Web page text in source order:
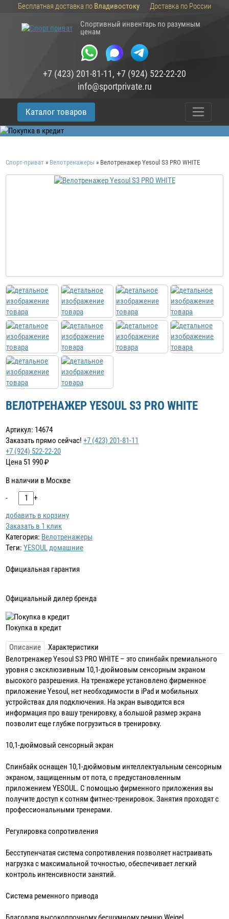
Бесплатная доставка по Владивостоку
Доставка по России
Спортивный инвентарь по разумным
ценам
+7 (423) 201-81-11, +7 (924) 522-22-20
info@sportprivate.ru
Каталог товаров
Спорт-приват » Велотренажеры » Велотренажер Yesoul S3 PRO WHITE
ВЕЛОТРЕНАЖЕР YESOUL S3 PRO WHITE
Артикул: 14674
Заказать прямо сейчас! +7 (423) 201-81-11
+7 (924) 522-22-20
Цена 51 990₽
В наличии в Москве
-
+
добавить в корзину
Заказать в 1 клик
Категория: Велотренажеры
Теги:YESOULдомашние
Официальная гарантия
Официальный дилер бренда
Покупка в кредит
Описание
Характеристики
Велотренажер Yesoul S3 PRO WHITE – это спинбайк премиального
уровня с эксклюзивным 10,1-дюймовым сенсорным экраном
высокого разрешения. На тренажере установлено фирменное
приложение Yesoul, нет необходимости в iPad и мобильных
устройствах для подключения. На экран выводится вся
информация про вашу тренировку, а большой размер экрана
позволит еще глубже погрузиться в тренировку.
10,1-дюймовый сенсорный экран
Спинбайк оснащен 10,1-дюймовым интеллектуальным сенсорным
экраном, защищенным от пота, с предустановленным
приложением YESOUL. С помощью фирменного приложения вы
получите доступ к сотням фитнес-тренировок. Занятия проходят с
профессиональными тренерами.
Регулировка сопротивления
Бесступенчатая система сопротивления позволяет настраивать
нагрузка с максимальной точностью, обеспечивает легкий
контроль интенсивности занятий.
Система ременного привода